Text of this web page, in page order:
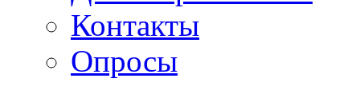
Контакты
Опросы